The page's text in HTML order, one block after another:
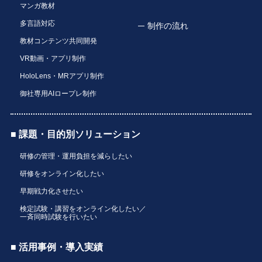
マンガ教材
多言語対応
教材コンテンツ共同開発
VR動画・アプリ制作
HoloLens・MRアプリ制作
御社専用AIロープレ制作
制作の流れ
■ 課題・目的別ソリューション
研修の管理・運用負担を減らしたい
研修をオンライン化したい
早期戦力化させたい
検定試験・講習をオンライン化したい／
一斉同時試験を行いたい
■ 活用事例・導入実績